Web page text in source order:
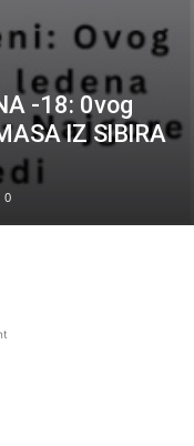
-18: 0vog
lZ SlBlRA
0